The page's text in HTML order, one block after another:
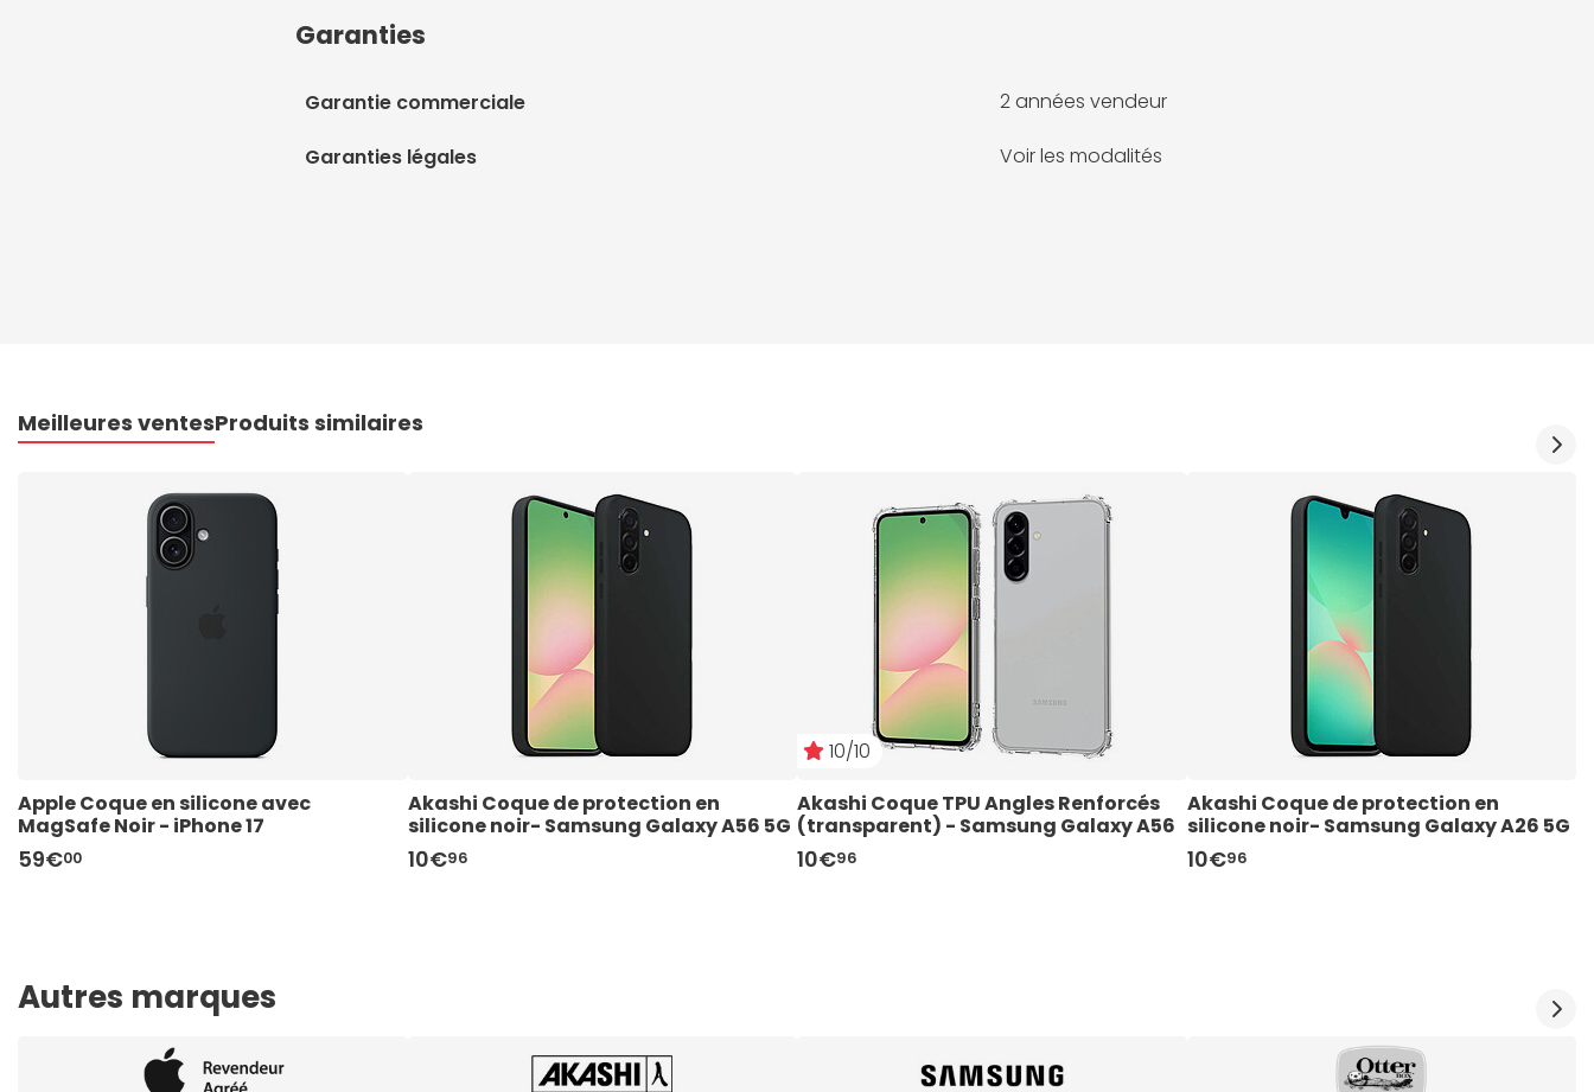
Garanties
Garantie commerciale 2 années vendeur
Garanties légales Voir les modalités
Meilleures ventesProduits similaires
Apple Coque en silicone avec
MagSafe Noir - iPhone 17
59€00
Akashi Coque de protection en
silicone noir- Samsung Galaxy A56 5G
10€96
10/10
Akashi Coque TPU Angles Renforcés
(transparent) - Samsung Galaxy A56
10€96
Akashi Coque de protection en
silicone noir- Samsung Galaxy A26 5G
10€96
Autres marques